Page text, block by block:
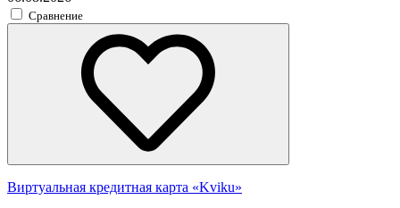
Сравнение
Виртуальная кредитная карта «Kviku»